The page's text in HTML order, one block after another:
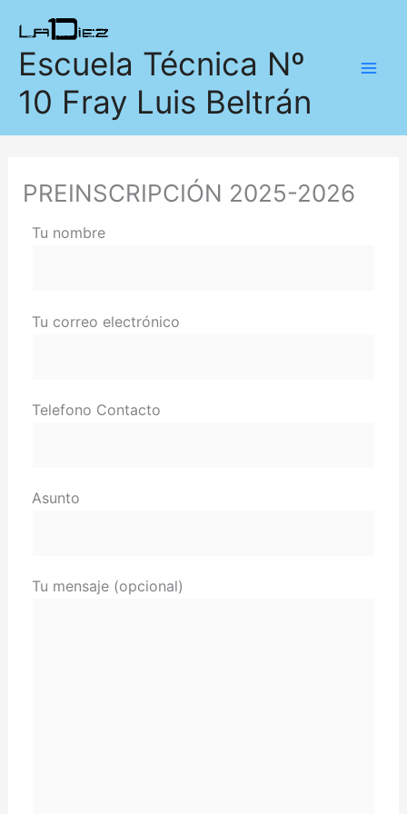
contenido
Escuela Técnica Nº
10 Fray Luis Beltrán
PREINSCRIPCIÓN 2025-2026
Tu nombre
Tu correo electrónico
Telefono Contacto
Asunto
Tu mensaje (opcional)